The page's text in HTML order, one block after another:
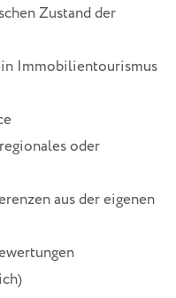
Zustand der
Immobilientourismus
oder
aus der eigenen